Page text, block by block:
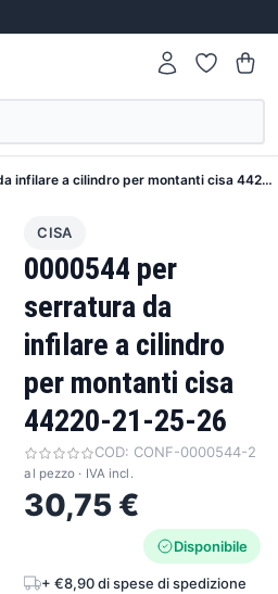
0000544 per serratura da infilare a cilindro per montanti cisa 44220-21-25-26
CISA
0000544 per
serratura da
infilare a cilindro
per montanti cisa
44220-21-25-26
COD: CONF-0000544-2
al pezzo · IVA incl.
30,75 €
Disponibile
+ €8,90 di spese di spedizione